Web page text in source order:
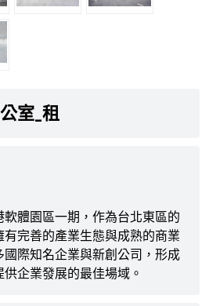
室_租
體園區一期，作為台北東區的
完善的產業生態與成熟的商業
際知名企業與新創公司，形成
企業發展的最佳場域。